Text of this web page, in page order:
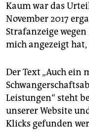
Kaum war das
November 2017
Strafanzeige
mich angezeigt
Der Text „Auch ein
Leistungen“ steht
unserer Website
Klicks gefunden